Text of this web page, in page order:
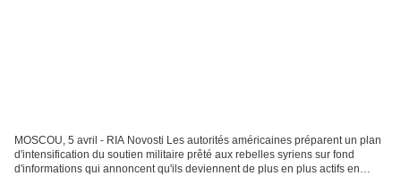
MOSCOU, 5 avril - RIA Novosti Les autorités américaines préparent un plan
d'intensification du soutien militaire prêté aux rebelles syriens sur fond
d'informations qui annoncent qu'ils deviennent de plus en plus actifs en